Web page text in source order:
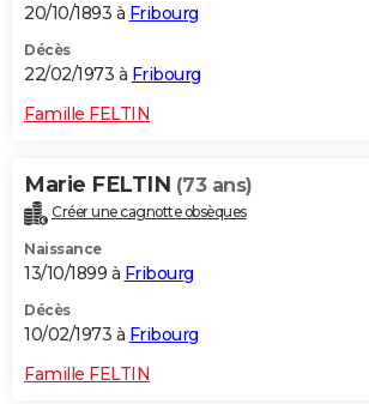
20/10/1893 à Fribourg
Décès
22/02/1973 à Fribourg
Famille FELTIN
Marie FELTIN (73 ans)
Créer une cagnotte obsèques
Naissance
13/10/1899 à Fribourg
Décès
10/02/1973 à Fribourg
Famille FELTIN